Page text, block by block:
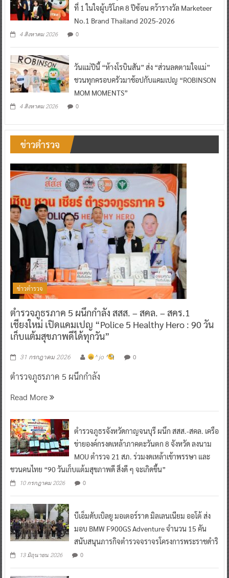
ที่ 1 ในใจผู้บริโภค 8 ปีซ้อน คว้ารางวัล Marketeer
No.1 Brand Thailand 2025-2026
4 สิงหาคม 2026 0
วันแม่ปีนี้ “ห้างโรบินสัน” ส่ง “ส่วนลดตามใจแม่”
ชวนทุกครอบครัวมาช้อปกับแคมเปญ “ROBINSON
MOM MOMENTS”
4 สิงหาคม 2026 0
ข่าวตำรวจ
ข่าวตำรวจ
ตำรวจภูธรภาค 5 ผนึกกำลัง สสส. – สคล. – สคร.1
เชียงใหม่ เปิดแคมเปญ “Police 5 Healthy Hero : 90 วัน
เก็บแต้มสุขภาพดีได้ทุกวัน”
31 กรกฎาคม 2026 ^ jo ^ 0
ตำรวจภูธรภาค 5 ผนึกกำลัง
Read More
ตำรวจภูธรจังหวัดกาญจนบุรี ผนึก สสส.-สคล. เครือ
ข่ายองค์กรงดเหล้าภาคตะวันตก 8 จังหวัด ลงนาม
MOU ตำรวจ 21 สภ. ร่วมงดเหล้าเข้าพรรษา และ
ชวนคนไทย “90 วันเก็บแต้มสุขภาพดี สิ่งดี ๆ จะเกิดขึ้น”
10 กรกฎาคม 2026 0
บีเอ็มดับเบิลยู มอเตอร์ราด มิลเลนเนียม ออโต้ ส่ง
มอบ BMW F900GS Adventure จำนวน 15 คัน
สนับสนุนภารกิจตำรวจจราจรโครงการพระราชดำริ
13 มิถุนายน 2026 0